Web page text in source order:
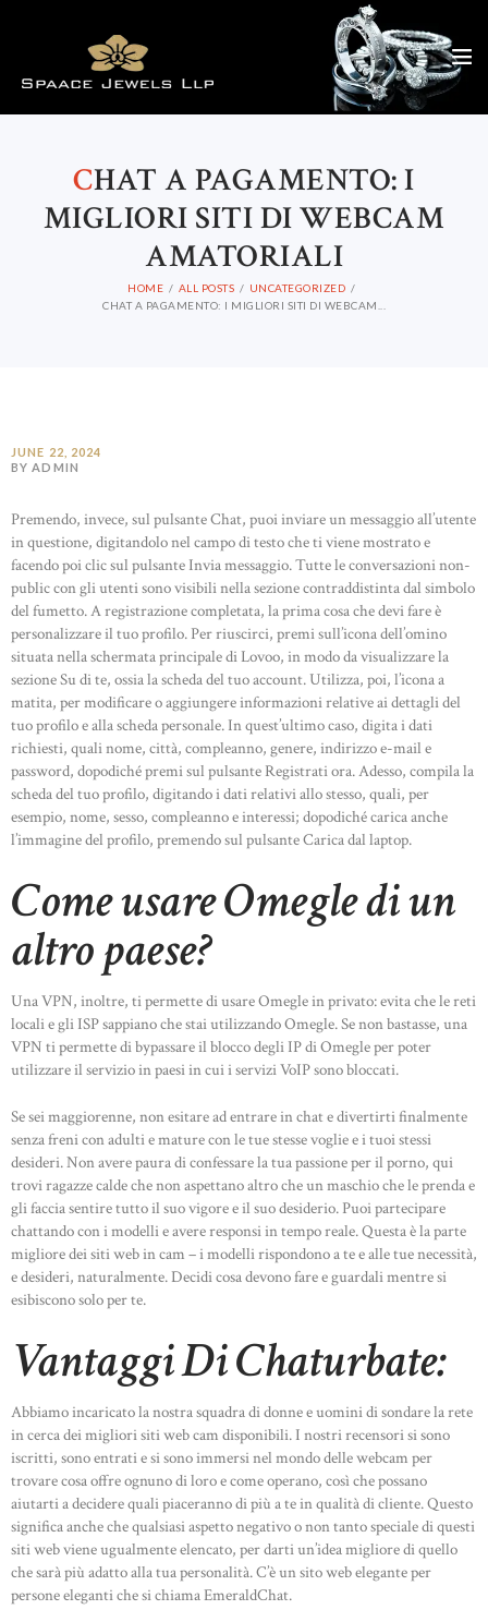
CHAT A PAGAMENTO: I
MIGLIORI SITI DI WEBCAM
AMATORIALI
HOME ALL POSTS
UNCATEGORIZED
CHAT A PAGAMENTO: I MIGLIORI SITI DI WEBCAM...
JUNE 22, 2024
BY ADMIN
Premendo, invece, sul pulsante Chat, puoi inviare un messaggio all’utente
in questione, digitandolo nel campo di testo che ti viene mostrato e
facendo poi clic sul pulsante Invia messaggio. Tutte le conversazioni non-
public con gli utenti sono visibili nella sezione contraddistinta dal simbolo
del fumetto. A registrazione completata, la prima cosa che devi fare è
personalizzare il tuo profilo. Per riuscirci, premi sull’icona dell’omino
situata nella schermata principale di Lovoo, in modo da visualizzare la
sezione Su di te, ossia la scheda del tuo account. Utilizza, poi, l’icona a
matita, per modificare o aggiungere informazioni relative ai dettagli del
tuo profilo e alla scheda personale. In quest’ultimo caso, digita i dati
richiesti, quali nome, città, compleanno, genere, indirizzo e-mail e
password, dopodiché premi sul pulsante Registrati ora. Adesso, compila la
scheda del tuo profilo, digitando i dati relativi allo stesso, quali, per
esempio, nome, sesso, compleanno e interessi; dopodiché carica anche
l’immagine del profilo, premendo sul pulsante Carica dal laptop.
Come usare Omegle di un
altro paese?
Una VPN, inoltre, ti permette di usare Omegle in privato: evita che le reti
locali e gli ISP sappiano che stai utilizzando Omegle. Se non bastasse, una
VPN ti permette di bypassare il blocco degli IP di Omegle per poter
utilizzare il servizio in paesi in cui i servizi VoIP sono bloccati.
Se sei maggiorenne, non esitare ad entrare in chat e divertirti finalmente
senza freni con adulti e mature con le tue stesse voglie e i tuoi stessi
desideri. Non avere paura di confessare la tua passione per il porno, qui
trovi ragazze calde che non aspettano altro che un maschio che le prenda e
gli faccia sentire tutto il suo vigore e il suo desiderio. Puoi partecipare
chattando con i modelli e avere responsi in tempo reale. Questa è la parte
migliore dei siti web in cam – i modelli rispondono a te e alle tue necessità,
e desideri, naturalmente. Decidi cosa devono fare e guardali mentre si
esibiscono solo per te.
Vantaggi Di Chaturbate:
Abbiamo incaricato la nostra squadra di donne e uomini di sondare la rete
in cerca dei migliori siti web cam disponibili. I nostri recensori si sono
iscritti, sono entrati e si sono immersi nel mondo delle webcam per
trovare cosa offre ognuno di loro e come operano, così che possano
aiutarti a decidere quali piaceranno di più a te in qualità di cliente. Questo
significa anche che qualsiasi aspetto negativo o non tanto speciale di questi
siti web viene ugualmente elencato, per darti un’idea migliore di quello
che sarà più adatto alla tua personalità. C’è un sito web elegante per
persone eleganti che si chiama EmeraldChat.